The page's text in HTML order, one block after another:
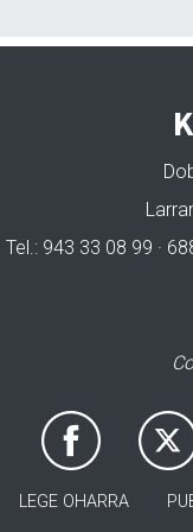
Tel.: 943 33 08 99 ·
LEGE OHARRA